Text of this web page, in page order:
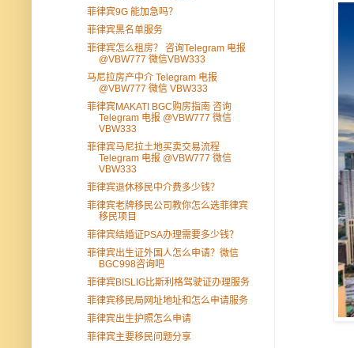
菲律宾9G 能加急吗？
菲律宾黑名单服务
菲律宾怎么租房？ 咨询Telegram 电报
@VBW777 微信VBW333
马尼拉房产中介 Telegram 电报
@VBW777 微信 VBW333
菲律宾MAKATI BGC购房指南 咨询
Telegram 电报 @VBW777 微信
VBW333
菲律宾马尼拉土地买卖交易流程
Telegram 电报 @VBW777 微信
VBW333
菲律宾退休移民中介费多少钱？
菲律宾老牌移民公司教你怎么选菲律宾
移民项目
菲律宾结婚证PSA办理需要多少钱？
菲律宾出生证外国人怎么申请？微信
BGC998咨询吧
菲律宾BISLIG比斯利格驾驶证办理服务
菲律宾移民局网址地址和怎么申请服务
菲律宾出生护照怎么申请
菲律宾主要移民问题分享